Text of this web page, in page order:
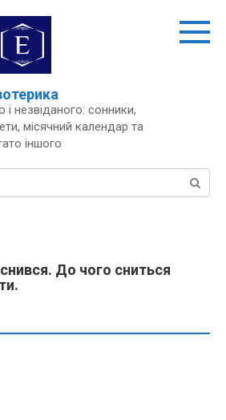
і незвіданого: сонники,
місячний календар та
іншого
До чого сниться